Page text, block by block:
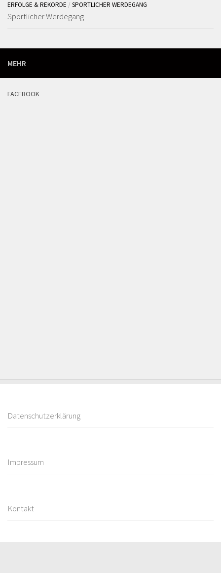
ERFOLGE & REKORDE / SPORTLICHER WERDEGANG
Sportlicher Werdegang
MEHR
FACEBOOK
Datenschutzerklärung
Impressum
Kontakt